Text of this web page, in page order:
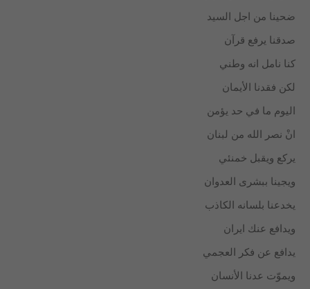
ضحينا من اجل السيد
صدقنا يرفع قرآن
كنا نامل انه وطني
لكن فقدنا الأيمان
اليوم ما في حد يؤمن
انْ نصر الله من لبنان
يركع ويقبل خمنئي
ويجينا ببشرى العدوان
يخدعنا بلسانه الكاذب
ويدافع عنك ايران
يدافع عن فكر العجمي
ويموّت عدنا الأنسان